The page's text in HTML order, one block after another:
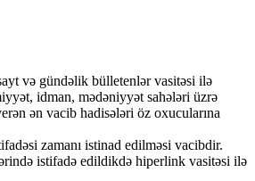
və gündəlik bülletenlər vasitəsi ilə
idman, mədəniyyət sahələri üzrə
ən vacib hadisələri öz oxucularına
zamanı istinad edilməsi vacibdir.
istifadə edildikdə hiperlink vasitəsi ilə